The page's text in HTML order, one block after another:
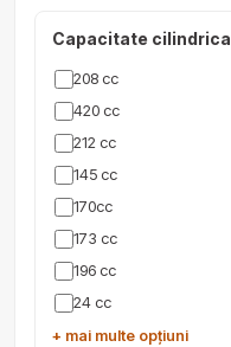
Capacitate cilindrica
208 cc
420 cc
212 cc
145 cc
170cc
173 cc
196 cc
24 cc
+ mai multe opțiuni